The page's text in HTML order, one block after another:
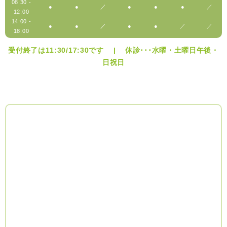
08:30 -
12:00
● ● ／ ● ● ● ／
14:00 -
18:00
● ● ／ ● ● ／ ／
受付終了は11:30/17:30です | 休診･･･水曜・土曜日午後・
日祝日